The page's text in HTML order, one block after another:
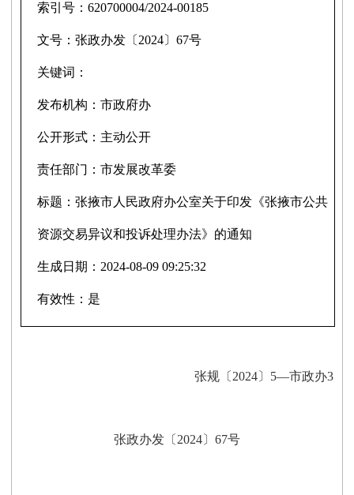
索引号：620700004/2024-00185
文号：张政办发〔2024〕67号
关键词：
发布机构：市政府办
公开形式： 主动公开
责任部门：市发展改革委
标题：张掖市人民政府办公室关于印发《张掖市公共
资源交易异议和投诉处理办法》的通知
生成日期： 2024-08-09 09:25:32
有效性： 是
张规〔 2024〕 5—市政办3
张政办发〔2024〕 67号